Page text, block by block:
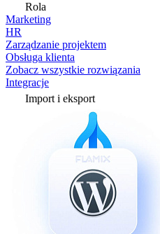
Rola
Marketing
HR
Zarządzanie projektem
Obsługa klienta
Zobacz wszystkie rozwiązania
Integracje
Import i eksport